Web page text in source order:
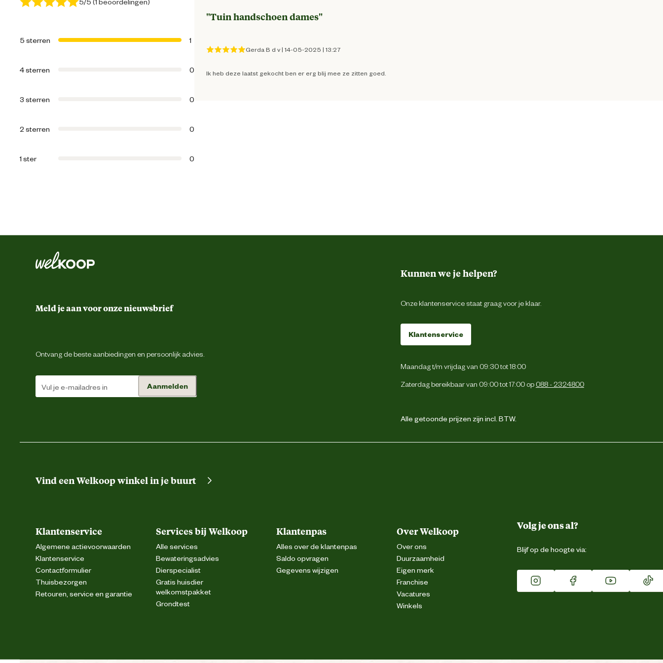
eigenschappen
Lengte handschoen
Ontwerp
eigenschappen
Scheurweerstand
Snijweerstand 1 = zeer laag
Wasvoorschrift
borsteltje. Wassen of chemisch reinigen kan leiden tot een wijziging van de
eigenschappen, waarvoor door de fabrikant geen verantwoordelijkheid kan
Techniek & Eigenschappen
Normering
5 sterren 1
4 sterren 0
3 sterren 0
2 sterren 0
1 ster 0
"Tuin handschoen dames"
Gerda B d v| 14-05-2025 | 13:27
Ik heb deze laatst gekocht ben er erg blij mee ze zitten goed.
Meld je aan voor onze nieuwsbrief
Ontvang de beste aanbiedingen en persoonlijk advies.
Aanmelden
Kunnen we je helpen?
Onze klantenservice staat graag voor je klaar.
Klantenservice
Maandag t/m vrijdag van 09:30 tot 18:00
Zaterdag bereikbaar van 09:00 tot 17:00 op 088 - 2324800
Alle getoonde prijzen zijn incl. BTW.
Vind een Welkoop winkel in je buurt
Klantenservice
Algemene actievoorwaarden
Klantenservice
Contactformulier
Thuisbezorgen
Retouren, service en garantie
Services bij Welkoop
Alle services
Bewateringsadvies
Dierspecialist
Gratis huisdier
welkomstpakket
Grondtest
Klantenpas
Alles over de klantenpas
Saldo opvragen
Gegevens wijzigen
Over Welkoop
Over ons
Duurzaamheid
Eigen merk
Franchise
Vacatures
Winkels
Volg je ons al?
Blijf op de hoogte via: